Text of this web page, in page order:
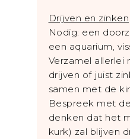
Drijven en zinken
Nodig: een
een aquarium,
Verzamel allerlei
drijven of juist
samen met de
Bespreek met
denken dat het
kurk) zal blijven